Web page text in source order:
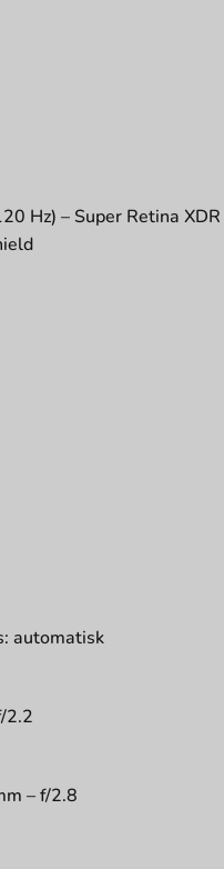
Hz) – Super Retina
automatisk
2.2
– f/2.8